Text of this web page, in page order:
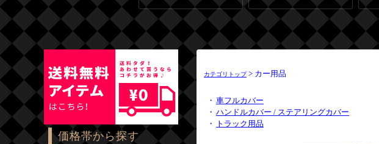
カテゴリトップ> カー用品
・ 車フルカバー
・ ハンドルカバー / ステアリングカバー
・
トラック用品